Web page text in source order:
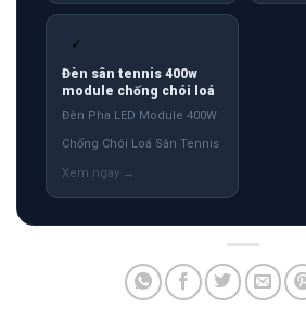
✓
Đèn sân tennis 400w
module chống chói loá
Đèn Pha LED Module 400W
Chống Chói Loá Sân Tennis